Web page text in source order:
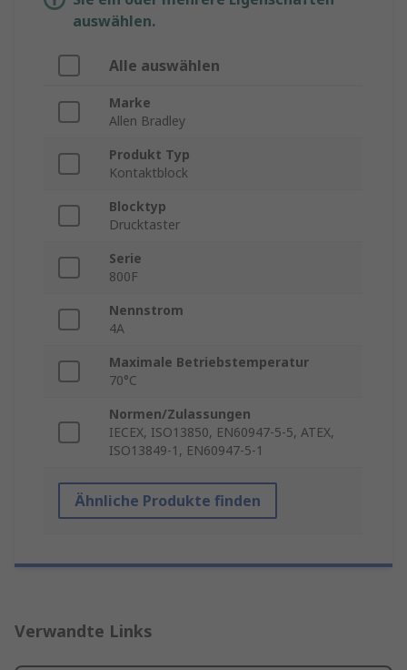
auswählen.
Alle auswählen
Marke
Allen Bradley
Produkt Typ
Kontaktblock
Blocktyp
Drucktaster
Serie
800F
Nennstrom
4A
Maximale Betriebstemperatur
70°C
Normen/Zulassungen
IECEX, ISO13850, EN60947-5-5, ATEX,
ISO13849-1, EN60947-5-1
Ähnliche Produkte finden
Verwandte Links